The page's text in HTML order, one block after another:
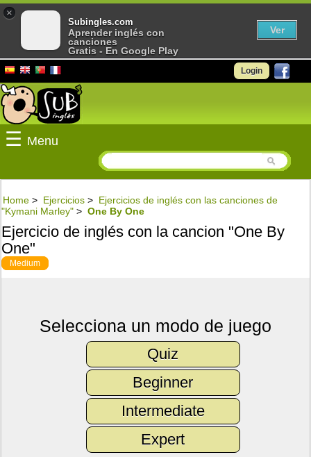
Login
☰ Menu
Home > Ejercicios > Ejercicios de inglés con las canciones de
"Kymani Marley" > One By One
Ejercicio de inglés con la cancion "One By
One"
Medium
Selecciona un modo de juego
Quiz
Beginner
Intermediate
Expert
×
Subingles.com
Aprender inglés con
canciones
Gratis - En Google Play
Ver